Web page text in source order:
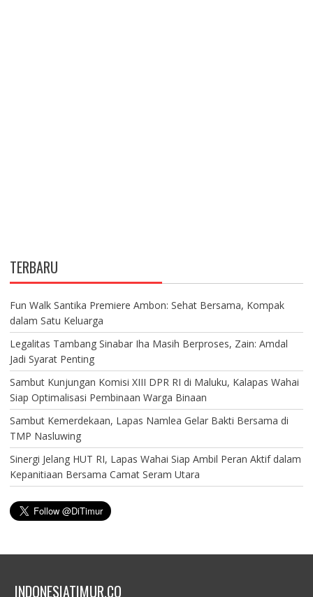
TERBARU
Fun Walk Santika Premiere Ambon: Sehat Bersama, Kompak
dalam Satu Keluarga
Legalitas Tambang Sinabar Iha Masih Berproses, Zain: Amdal
Jadi Syarat Penting
Sambut Kunjungan Komisi XIII DPR RI di Maluku, Kalapas Wahai
Siap Optimalisasi Pembinaan Warga Binaan
Sambut Kemerdekaan, Lapas Namlea Gelar Bakti Bersama di
TMP Nasluwing
Sinergi Jelang HUT RI, Lapas Wahai Siap Ambil Peran Aktif dalam
Kepanitiaan Bersama Camat Seram Utara
INDONESIATIMUR.CO